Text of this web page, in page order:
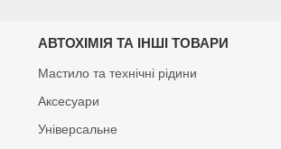
АВТОХІМІЯ ТА ІНШІ ТОВАРИ
Мастило та технічні рідини
Аксесуари
Універсальне